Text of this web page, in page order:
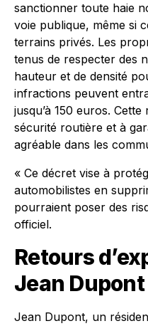
sanctionner toute haie
voie publique, même si
terrains privés. Les
tenus de respecter des
hauteur et de densité
infractions peuvent
jusqu’à 150 euros.
sécurité routière et à
agréable dans les
« Ce décret vise à
automobilistes en
pourraient poser des
officiel.
Retours
Jean Dupont
Jean Dupont, un